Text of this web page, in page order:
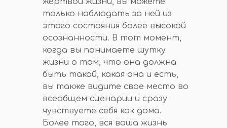
только наблюдать за ней из
этого состояния более высокой
осознанности. В тот момент,
когда вы понимаете шутку
жизни о том, что она должна
быть такой, какая она и есть,
вы также видите свое место во
всеобщем сценарии и сразу
чувствуете себя как дома.
Более того, вся ваша жизнь